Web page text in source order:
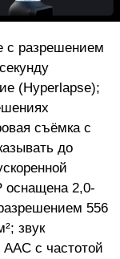
с разрешением
(Hyperlapse);
съёмка с
до
оснащена 2,0-
556
звук
с частотой